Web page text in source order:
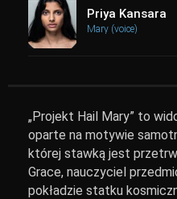
Priya Kansara
Mary (voice)
„Projekt Hail Mary” to
oparte na motywie
której stawką jest
Grace, nauczyciel
pokładzie statku